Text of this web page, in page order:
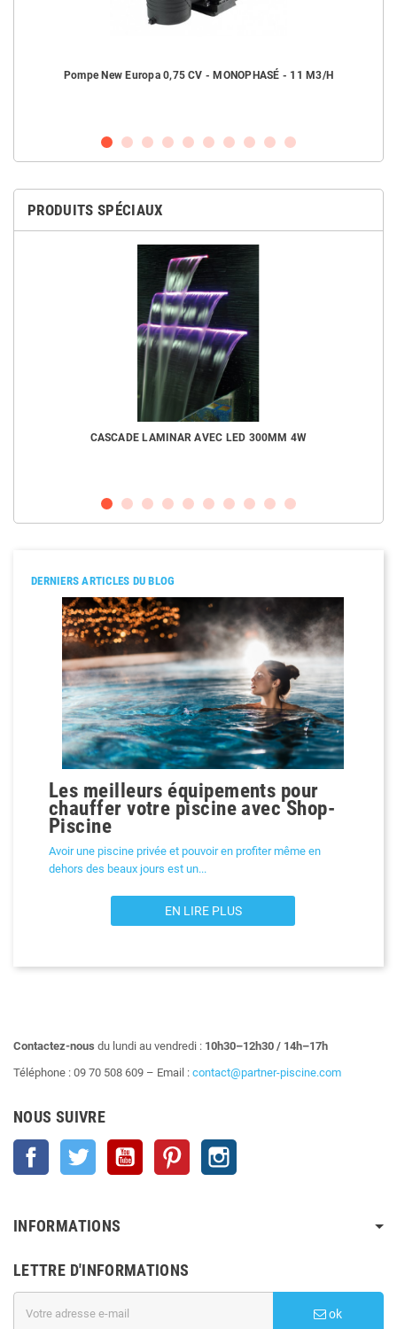
Pompe New Europa 0,75 CV - MONOPHASÉ - 11 M3/H
PRODUITS SPÉCIAUX
CASCADE LAMINAR AVEC LED 300MM 4W
DERNIERS ARTICLES DU BLOG
Les meilleurs équipements pour
chauffer votre piscine avec Shop-
Piscine
Avoir une piscine privée et pouvoir en profiter même en
dehors des beaux jours est un...
EN LIRE PLUS
Contactez-nous du lundi au vendredi : 10h30–12h30 / 14h–17h
Téléphone : 09 70 508 609 – Email : contact@partner-piscine.com
NOUS SUIVRE
Facebook Twitter YouTube Pinterest
INFORMATIONS
LETTRE D'INFORMATIONS
ok